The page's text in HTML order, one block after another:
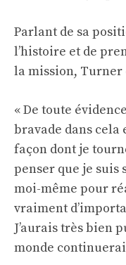
Parlant de sa
l’histoire et de
la mission, Turner
« De toute
bravade dans cela
façon dont je
penser que je suis
moi-même pour
vraiment
J’aurais très bien
monde